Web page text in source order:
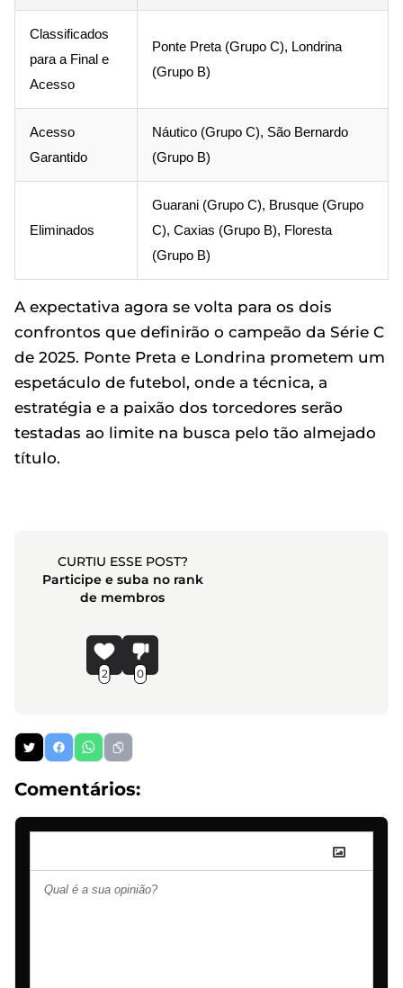
Classificados
para a Final e
Acesso
Ponte Preta (Grupo C), Londrina
(Grupo B)
Acesso
Garantido
Náutico (Grupo C), São Bernardo
(Grupo B)
Eliminados
Guarani (Grupo C), Brusque (Grupo
C), Caxias (Grupo B), Floresta
(Grupo B)
A expectativa agora se volta para os dois
confrontos que definirão o campeão da Série C
de 2025. Ponte Preta e Londrina prometem um
espetáculo de futebol, onde a técnica, a
estratégia e a paixão dos torcedores serão
testadas ao limite na busca pelo tão almejado
título.
CURTIU ESSE POST?
Participe e suba no rank
de membros
2 0
Comentários: